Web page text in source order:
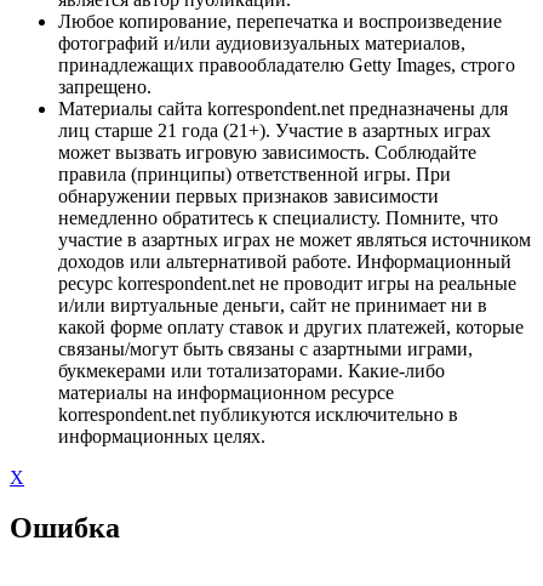
Любое копирование, перепечатка и воспроизведение
фотографий и/или аудиовизуальных материалов,
принадлежащих правообладателю Getty Images, строго
запрещено.
Материалы сайта korrespondent.net предназначены для
лиц старше 21 года (21+). Участие в азартных играх
может вызвать игровую зависимость. Соблюдайте
правила (принципы) ответственной игры. При
обнаружении первых признаков зависимости
немедленно обратитесь к специалисту. Помните, что
участие в азартных играх не может являться источником
доходов или альтернативой работе. Информационный
ресурс korrespondent.net не проводит игры на реальные
и/или виртуальные деньги, сайт не принимает ни в
какой форме оплату ставок и других платежей, которые
связаны/могут быть связаны с азартными играми,
букмекерами или тотализаторами. Какие-либо
материалы на информационном ресурсе
korrespondent.net публикуются исключительно в
информационных целях.
X
Ошибка